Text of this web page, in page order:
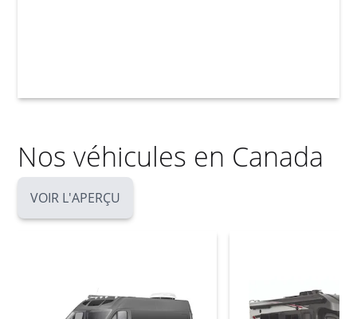
Nos véhicules en Canada
VOIR L'APERÇU